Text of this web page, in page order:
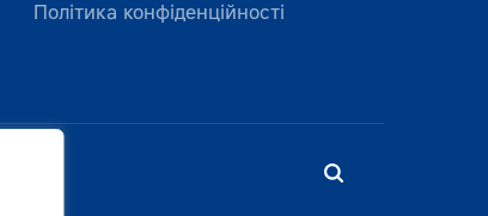
Політика конфіденційності